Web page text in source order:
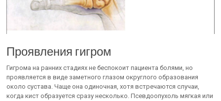
Проявления гигром
Гигрома на ранних стадиях не беспокоит пациента болями, но
проявляется в виде заметного глазом округлого образования
около сустава. Чаще она одиночная, хотя встречаются случаи,
когда кист образуется сразу несколько. Псевдоопухоль мягкая или